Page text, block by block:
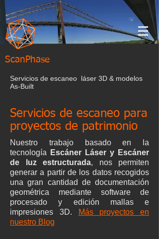
ScanPhase
Servicios de escaneo láser 3D & modelos
As-Built
Servicios de escaneo para
proyectos de patrimonio
Nuestro trabajo basado en la
tecnología
Escáner Láser y Escáner
de luz estructurada, nos permiten
generar a partir de los datos recogidos
una gran cantidad de documentación
geométrica mediante software de
procesado y
edición mallas e
impresiones 3D.
Más proyectos en
nuestro Blog